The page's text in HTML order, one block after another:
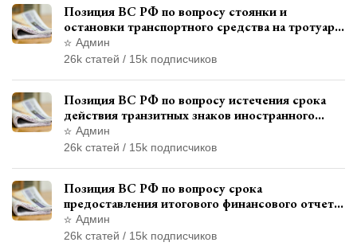
Позиция ВС РФ по вопросу стоянки и
остановки транспортного средства на тротуаре
и квалификации административного
правонарушения
Админ
26k статей / 15k подписчиков
Позиция ВС РФ по вопросу истечения срока
действия транзитных знаков иностранного
государства и отсутствия состава
административного правонарушения
Админ
26k статей / 15k подписчиков
Позиция ВС РФ по вопросу срока
предоставления итогового финансового отчета
кандидатом в соответствии с
законодательством о выборах
Админ
26k статей / 15k подписчиков